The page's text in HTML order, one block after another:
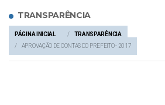
TRANSPARÊNCIA
PÁGINA INICIAL
TRANSPARÊNCIA
APROVAÇÃO DE CONTAS DO PREFEITO - 2017